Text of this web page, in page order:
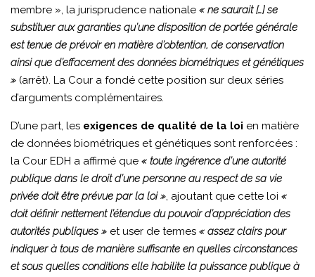
membre », la jurisprudence nationale « ne saurait […] se
substituer aux garanties qu’une disposition de portée générale
est tenue de prévoir en matière d’obtention, de conservation
ainsi que d’effacement des données biométriques et génétiques
» (arrêt). La Cour a fondé cette position sur deux séries
d’arguments complémentaires.
D’une part, les exigences de qualité de la loi en matière
de données biométriques et génétiques sont renforcées :
la Cour EDH a affirmé que « toute ingérence d’une autorité
publique dans le droit d’une personne au respect de sa vie
privée doit être prévue par la loi », ajoutant que cette loi «
doit définir nettement l’étendue du pouvoir d’appréciation des
autorités publiques » et user de termes « assez clairs pour
indiquer à tous de manière suffisante en quelles circonstances
et sous quelles conditions elle habilite la puissance publique à